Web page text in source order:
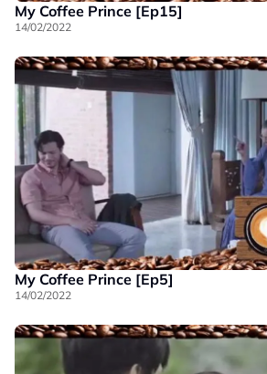
My Coffee Prince [Ep15]
14/02/2022
My Coffee Prince [Ep5]
14/02/2022